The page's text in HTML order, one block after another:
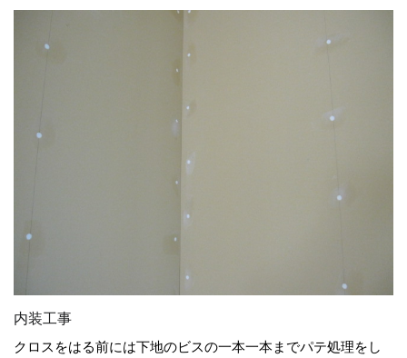
内装工事
クロスをはる前には下地のビスの一本一本までパテ処理をし